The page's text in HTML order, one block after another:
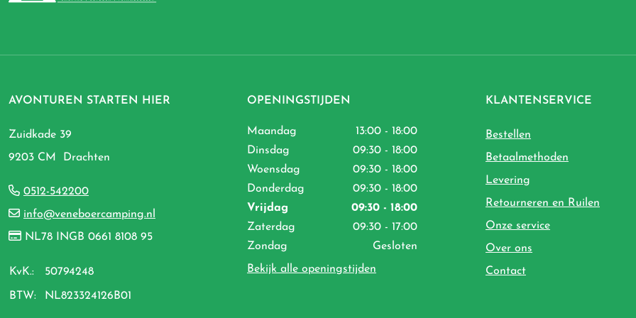
AVONTUREN STARTEN HIER
Zuidkade 39
9203 CM Drachten
0512-542200
info@veneboercamping.nl
NL78 INGB 0661 8108 95
KvK.: 50794248
BTW: NL823324126B01
OPENINGSTIJDEN
Maandag
13:00 - 18:00
Dinsdag
09:30 - 18:00
Woensdag
09:30 - 18:00
Donderdag
09:30 - 18:00
Vrijdag
09:30 - 18:00
Zaterdag
09:30 - 17:00
Zondag
Gesloten
Bekijk alle openingstijden
KLANTENSERVICE
Bestellen
Betaalmethoden
Levering
Retourneren en Ruilen
Onze service
Over ons
Contact